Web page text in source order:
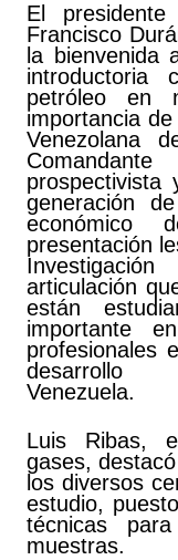
El
Francisco
la bienvenida
introductoria
petróleo en
importancia
Venezolana
generación
presentación
articulación
están
importante
profesionales
desarrollo
Venezuela.
Luis Ribas,
gases,
los diversos
estudio,
técnicas
muestras.